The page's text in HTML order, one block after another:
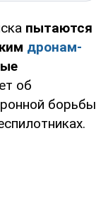
пытаются
дронам-
об
борьбы